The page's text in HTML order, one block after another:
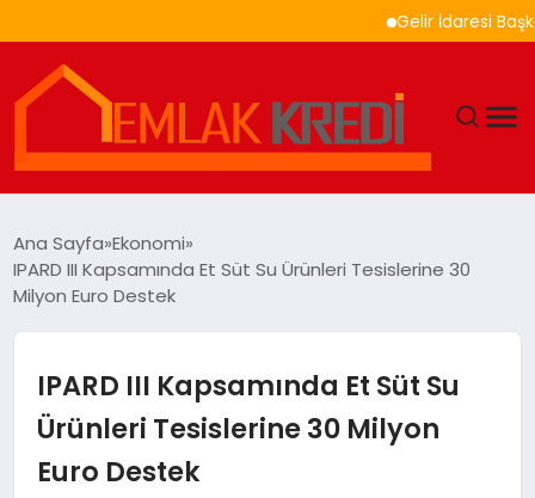
Gelir İdaresi
EKONOMI
EĞITIM
MAGAZIN
Ana Sayfa Ekonomi
IPARD III Kapsamında Et Süt Su Ürünleri Tesislerine 30
Milyon Euro Destek
IPARD III Kapsamında Et Süt Su
Ürünleri Tesislerine 30 Milyon
Euro Destek